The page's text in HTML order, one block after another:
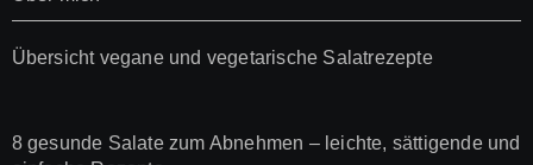
Übersicht vegane und vegetarische Salatrezepte
8 gesunde Salate zum Abnehmen – leichte, sättigende und